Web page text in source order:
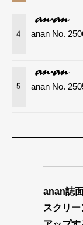
4 anan No.
5 anan No.
anan誌
スクリ